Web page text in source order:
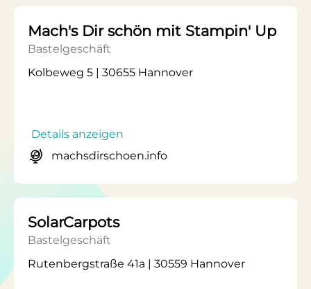
Mach's Dir schön mit Stampin' Up
Bastelgeschäft
Kolbeweg 5 | 30655 Hannover
Details anzeigen
machsdirschoen.info
SolarCarpots
Bastelgeschäft
Rutenbergstraße 41a | 30559 Hannover